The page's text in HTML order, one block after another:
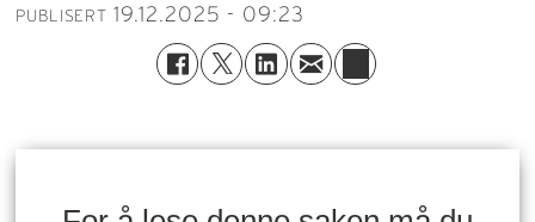
PUBLISERT 19.12.2025 - 09:23